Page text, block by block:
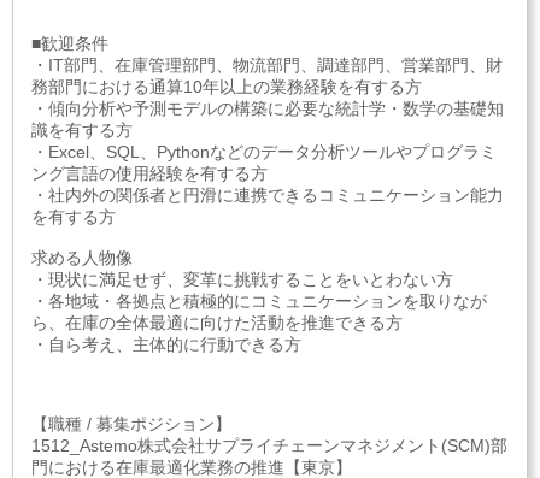
■歓迎条件
・IT部門、在庫管理部門、物流部門、調達部門、営業部門、財
務部門における通算10年以上の業務経験を有する方
・傾向分析や予測モデルの構築に必要な統計学・数学の基礎知
識を有する方
・Excel、SQL、Pythonなどのデータ分析ツールやプログラミ
ング言語の使用経験を有する方
・社内外の関係者と円滑に連携できるコミュニケーション能力
を有する方
求める人物像
・現状に満足せず、変革に挑戦することをいとわない方
・各地域・各拠点と積極的にコミュニケーションを取りなが
ら、在庫の全体最適に向けた活動を推進できる方
・自ら考え、主体的に行動できる方
【職種 / 募集ポジション】
1512_Astemo株式会社サプライチェーンマネジメント(SCM)部
門における在庫最適化業務の推進【東京】